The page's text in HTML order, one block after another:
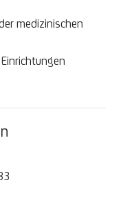
medizinischen